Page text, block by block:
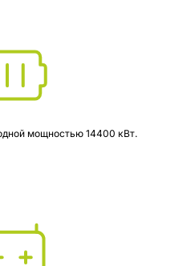
мощностью 14400 кВт.